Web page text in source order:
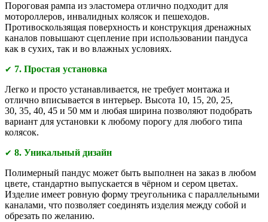
Пороговая рампа из эластомера отлично подходит для
мотороллеров, инвалидных колясок и пешеходов.
Противоскользящая поверхность и конструкция дренажных
каналов повышают сцепление при использовании пандуса
как в сухих, так и во влажных условиях.
✔ 7. Простая установка
Легко и просто устанавливается, не требует монтажа и
отлично вписывается в интерьер. Высота 10, 15, 20, 25,
30, 35, 40, 45 и 50 мм и любая ширина позволяют подобрать
вариант для установки к любому порогу для любого типа
колясок.
✔ 8. Уникальный дизайн
Полимерный пандус может быть выполнен на заказ в любом
цвете, стандартно выпускается в чёрном и сером цветах.
Изделие имеет ровную форму треугольника с параллельными
каналами, что позволяет соединять изделия между собой и
обрезать по желанию.